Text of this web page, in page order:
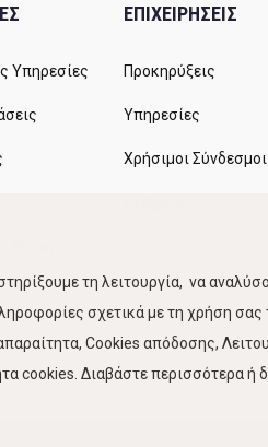
Υπηρεσίες
ΕΠΙΧΕΙΡΗΣΕΙΣ
Προκηρύξεις
Υπηρεσίες
Χρήσιμοι Σύνδεσμοι
τη λειτουργία, να
σχετικά με τη χρήση
Cookies απόδοσης,
Διαβάστε περισσότερα ή